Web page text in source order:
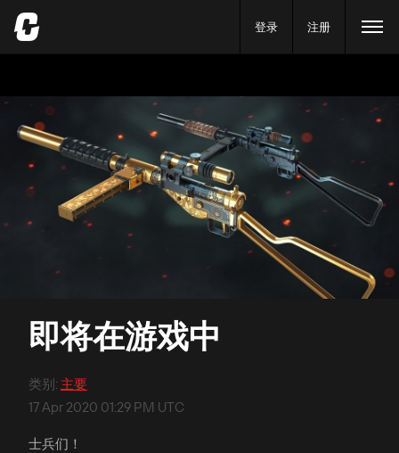
登录 注册
即将在游戏中
类别: 主要
17 Apr 2020 01:29 PM UTC
士兵们！